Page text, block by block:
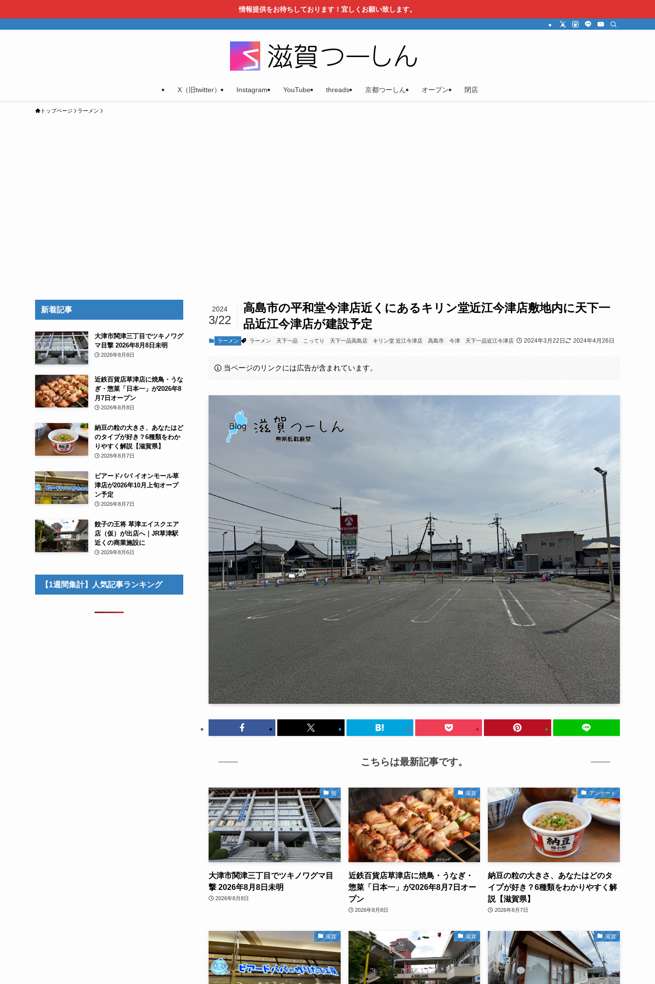
情報提供をお待ちしております！宜しくお願い致します。
X（旧twitter） Instagram YouTube threads 京都つーしん オープン 閉店
トップページ ラーメン
高島市の平和堂今津店近くにあるキリン堂近江今津店敷地内に天下一
品近江今津店が建設予定
2024
3/22
ラーメン ラーメン 天下一品 こってり 天下一品高島店 キリン堂 近江今津店 高島市 今津 天下一品近江今津店 2024年3月22日 2024年4月26日
当ページのリンクには広告が含まれています。
こちらは最新記事です。
熊
大津市関津三丁目でツキノワグマ目
撃 2026年8月8日未明
2026年8月8日
滋賀
近鉄百貨店草津店に焼鳥・うなぎ・
惣菜「日本一」が2026年8月7日オー
プン
2026年8月8日
アンケート
納豆の粒の大きさ、あなたはどのタ
イプが好き？6種類をわかりやすく解
説【滋賀県】
2026年8月7日
滋賀 滋賀 滋賀
新着記事
大津市関津三丁目でツキノワグ
マ目撃 2026年8月8日未明
2026年8月8日
近鉄百貨店草津店に焼鳥・うな
ぎ・惣菜「日本一」が2026年8
月7日オープン
2026年8月8日
納豆の粒の大きさ、あなたはど
のタイプが好き？6種類をわか
りやすく解説【滋賀県】
2026年8月7日
ビアードパパ イオンモール草
津店が2026年10月上旬オープ
ン予定
2026年8月7日
餃子の王将 草津エイスクエア
店（仮）が出店へ｜JR草津駅
近くの商業施設に
2026年8月6日
【1週間集計】人気記事ランキング